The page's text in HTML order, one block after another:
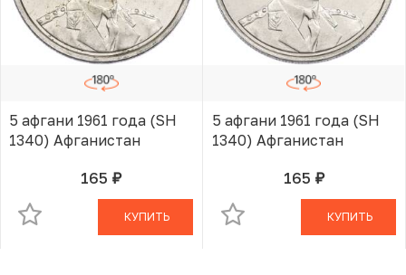
5 афгани 1961 года (SH
1340) Афганистан
165 руб.В КОРЗИНЕ
КУПИТЬ
5 афгани 1961 года (SH
1340) Афганистан
165 руб.В КОРЗИНЕ
КУПИТЬ